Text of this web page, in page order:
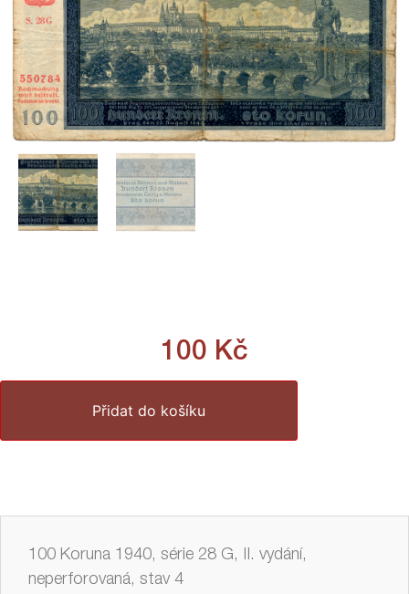
100 Kč
Přidat do košíku
100 Koruna 1940, série 28 G, II. vydání,
neperforovaná, stav 4